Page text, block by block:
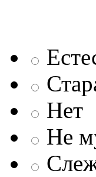
Нет
Не